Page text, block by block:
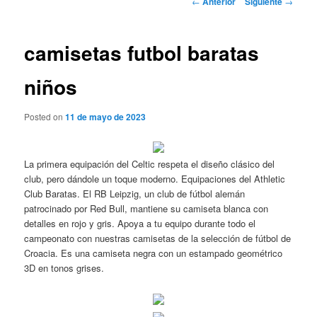
camisetas futbol baratas
niños
Posted on11 de mayo de 2023
La primera equipación del Celtic respeta el diseño clásico del
club, pero dándole un toque moderno. Equipaciones del Athletic
Club Baratas. El RB Leipzig, un club de fútbol alemán
patrocinado por Red Bull, mantiene su camiseta blanca con
detalles en rojo y gris. Apoya a tu equipo durante todo el
campeonato con nuestras camisetas de la selección de fútbol de
Croacia. Es una camiseta negra con un estampado geométrico
3D en tonos grises.